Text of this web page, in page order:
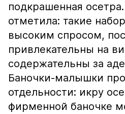
подкрашенная
отметила: такие
высоким спросом,
привлекательны на
содержательны за
Баночки-малышки
отдельности: икру
фирменной баночке